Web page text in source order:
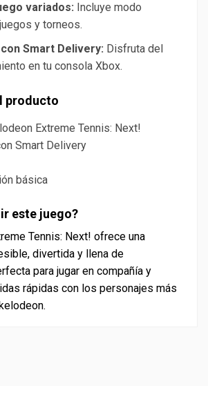
variados: Incluye modo
y torneos.
Smart Delivery: Disfruta del
en tu consola Xbox.
producto
Extreme Tennis: Next!
Smart Delivery
básica
este juego?
Tennis: Next! ofrece una
divertida y llena de
para jugar en compañía y
rápidas con los personajes más